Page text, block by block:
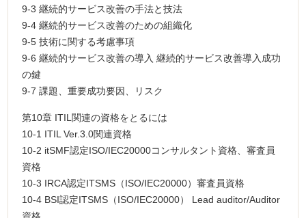
9-3 継続的サービス改善の手法と技法
9-4 継続的サービス改善のための組織化
9-5 技術に関する考慮事項
9-6 継続的サービス改善の導入 継続的サービス改善導入成功
の鍵
9-7 課題、重要成功要因、リスク
第10章 ITIL関連の資格をとるには
10-1 ITIL Ver.3.0関連資格
10-2 itSMF認定ISO/IEC20000コンサルタント資格、審査員
資格
10-3 IRCA認定ITSMS（ISO/IEC20000）審査員資格
10-4 BSI認定ITSMS（ISO/IEC20000） Lead auditor/Auditor